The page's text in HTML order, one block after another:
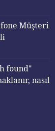
Müşteri
found"
nasıl